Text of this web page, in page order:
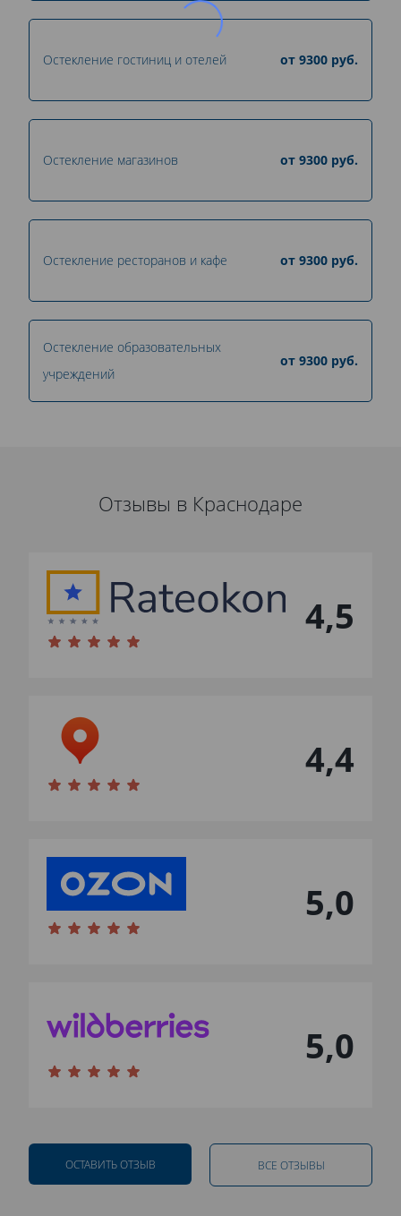
Остекление гостиниц и отелей от 9300 руб.
Остекление магазинов от 9300 руб.
Остекление ресторанов и кафе от 9300 руб.
Остекление образовательных
учреждений
от 9300 руб.
Отзывы в Краснодаре
4,5
4,4
5,0
5,0
ОСТАВИТЬ ОТЗЫВ ВСЕ ОТЗЫВЫ